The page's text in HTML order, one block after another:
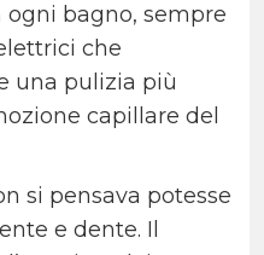
bagno, sempre
che
una pulizia più
capillare del
si pensava potesse
e dente. Il